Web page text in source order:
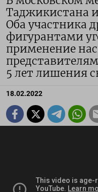
Таджикистана
Оба участника
фигурантами
применение
5 лет лишения
18.02.2022